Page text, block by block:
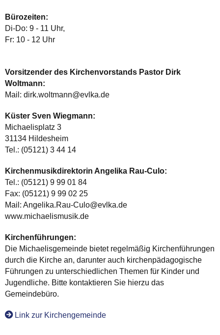
Bürozeiten:
Di-Do: 9 - 11 Uhr,
Fr: 10 - 12 Uhr
Vorsitzender des Kirchenvorstands Pastor Dirk
Woltmann:
Mail: dirk.woltmann@evlka.de
Küster Sven Wiegmann:
Michaelisplatz 3
31134 Hildesheim
Tel.: (05121) 3 44 14
Kirchenmusikdirektorin Angelika Rau-Culo:
Tel.: (05121) 9 99 01 84
Fax: (05121) 9 99 02 25
Mail: Angelika.Rau-Culo@evlka.de
www.michaelismusik.de
Kirchenführungen:
Die Michaelisgemeinde bietet regelmäßig Kirchenführungen
durch die Kirche an, darunter auch kirchenpädagogische
Führungen zu unterschiedlichen Themen für Kinder und
Jugendliche. Bitte kontaktieren Sie hierzu das
Gemeindebüro.
Link zur Kirchengemeinde